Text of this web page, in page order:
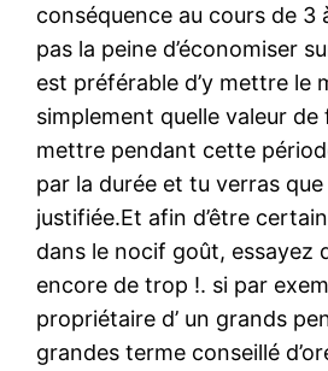
conséquence au cours de 3
pas la peine d’économiser
est préférable d’y mettre le
simplement quelle valeur de
mettre pendant cette
par la durée et tu verras que
justifiée.Et afin d’être
dans le nocif goût, essayez
encore de trop !. si par
propriétaire d’ un grands
grandes terme conseillé